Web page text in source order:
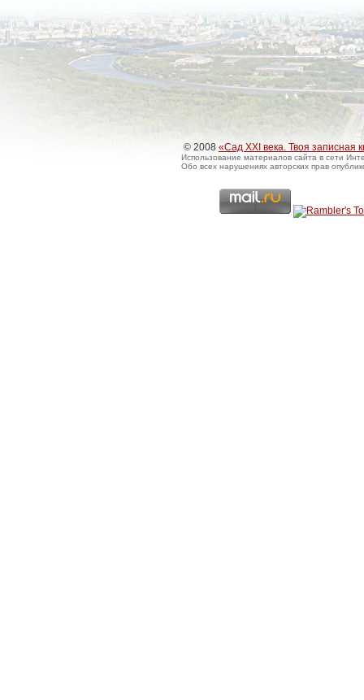
© 2008 «Сад XXI века. Твоя записная
Использование материалов сайта в сети
Обо всех нарушениях авторских прав